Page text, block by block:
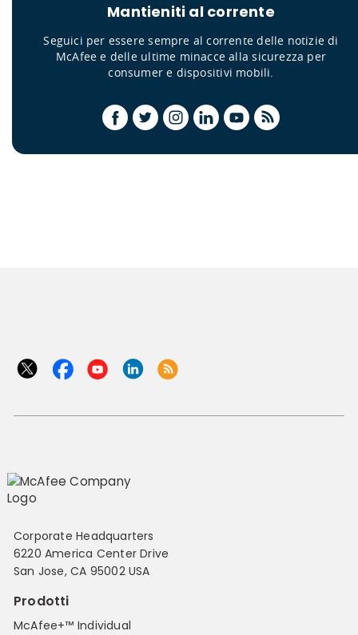
Mantieniti al corrente
Seguici per essere sempre al corrente delle notizie di
McAfee e delle ultime minacce alla sicurezza per
consumer e dispositivi mobili.
Corporate Headquarters
6220 America Center Drive
San Jose, CA 95002 USA
Prodotti
McAfee+™ Individual